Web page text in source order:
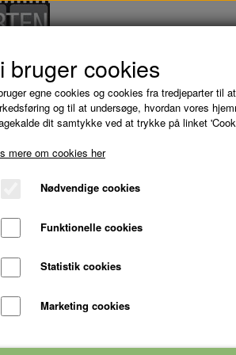
Film ENGLEN I SORT - DVD
bruger cookies
egne cookies og cookies fra tredjeparter til
og til at undersøge, hvordan vores
dit samtykke ved at trykke på linket
mere om cookies her
Nødvendige cookies
Funktionelle cookies
Statistik cookies
Marketing cookies